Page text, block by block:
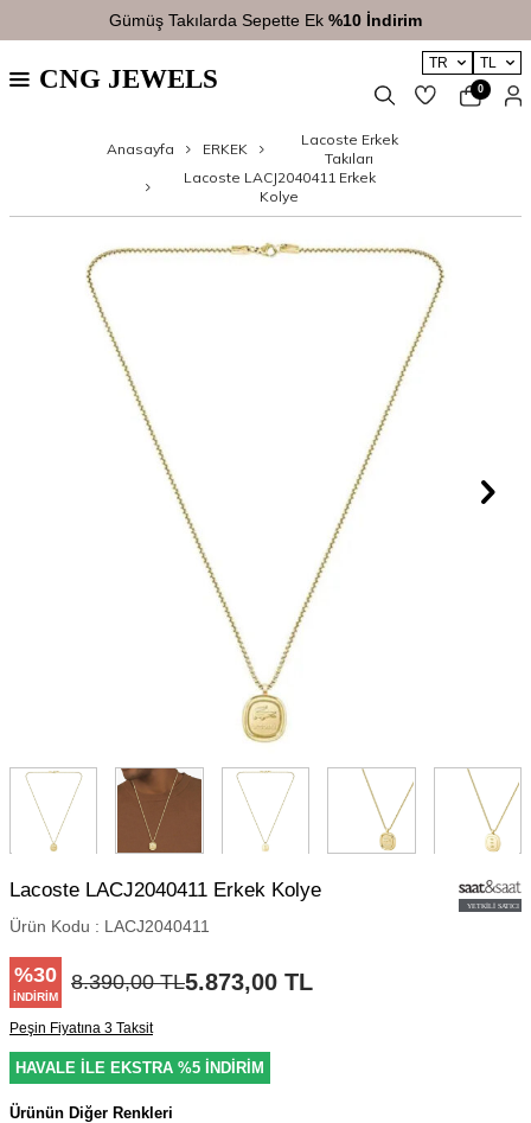
Gümüş Takılarda Sepette Ek %10 İndirim
TR TL
CNG JEWELS 0
Anasayfa ERKEK
Lacoste Erkek
Takıları
Lacoste LACJ2040411 Erkek
Kolye
Lacoste LACJ2040411 Erkek Kolye
Ürün Kodu : LACJ2040411
%30
İNDIRIM
8.390,00TL5.873,00 TL
Peşin Fiyatına 3 Taksit
HAVALE İLE EKSTRA %5 İNDİRİM
Ürünün Diğer Renkleri